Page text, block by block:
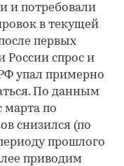
и потребовали
в текущей
первых
России спрос и
упал примерно
По данным
марта по
снизился (по
прошлого
приводим